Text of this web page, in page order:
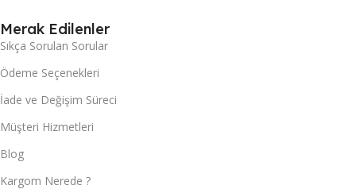
Merak Edilenler
Sıkça Sorulan Sorular
Ödeme Seçenekleri
İade ve Değişim Süreci
Müşteri Hizmetleri
Blog
Kargom Nerede ?